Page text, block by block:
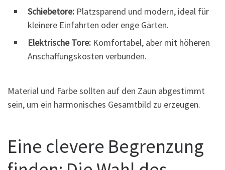
Schiebetore: Platzsparend und modern, ideal für
kleinere Einfahrten oder enge Gärten.
Elektrische Tore: Komfortabel, aber mit höheren
Anschaffungskosten verbunden.
Material und Farbe sollten auf den Zaun abgestimmt
sein, um ein harmonisches Gesamtbild zu erzeugen.
Eine clevere Begrenzung